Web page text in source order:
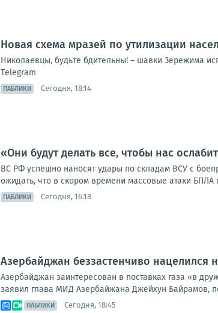
Новая схема мразей по утилизации
Николаевцы, будьте бдительны! – шавки Зережима
Тelegram
ПАБЛИКИ Сегодня, 18:14
«Они будут делать все, чтобы нас
ВС РФ успешно наносят удары по складам ВСУ с
ожидать, что в скором времени массовые атаки
ПАБЛИКИ Сегодня, 16:18
Азербайджан беззастенчиво нацелился
Азербайджан заинтересован в поставках газа «в
заявил глава МИД Азербайжана Джейхун Байрамов,
ПАБЛИКИ Сегодня, 18:45